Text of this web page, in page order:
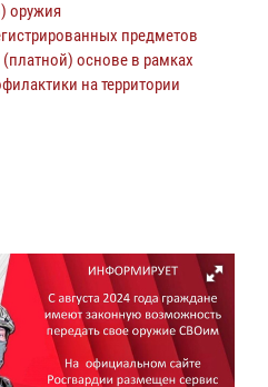
оружия
предметов
основе в рамках
на территории